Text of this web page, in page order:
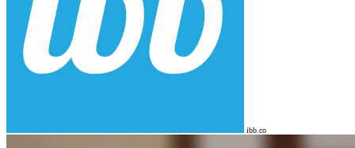
ibb.co